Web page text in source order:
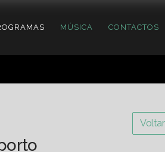
MÚSICA CONTACTOS
Voltar